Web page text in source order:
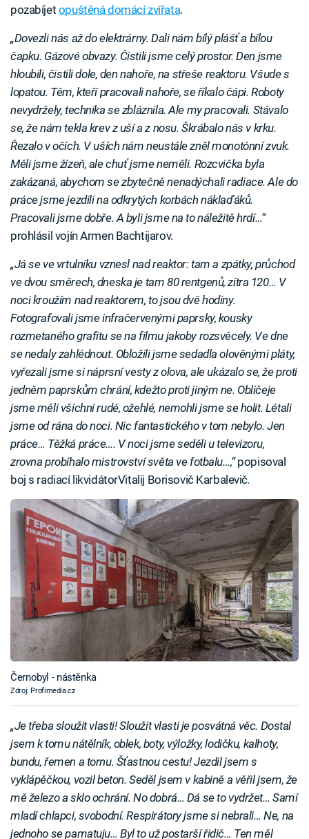
pozabíjet opuštěná domácí zvířata.
„Dovezli nás až do elektrárny. Dali nám bílý plášť a bílou
čapku. Gázové obvazy. Čistili jsme celý prostor. Den jsme
hloubili, čistili dole, den nahoře, na střeše reaktoru. Všude s
lopatou. Těm, kteří pracovali nahoře, se říkalo čápi. Roboty
nevydržely, technika se zbláznila. Ale my pracovali. Stávalo
se, že nám tekla krev z uší a z nosu. Škrábalo nás v krku.
Řezalo v očích. V uších nám neustále zněl monotónní zvuk.
Měli jsme žízeň, ale chuť jsme neměli. Rozcvička byla
zakázaná, abychom se zbytečně nenadýchali radiace. Ale do
práce jsme jezdili na odkrytých korbách náklaďáků.
Pracovali jsme dobře. A byli jsme na to náležitě hrdí…“
prohlásil vojín Armen Bachtijarov.
„Já se ve vrtulníku vznesl nad reaktor: tam a zpátky, průchod
ve dvou směrech, dneska je tam 80 rentgenů, zítra 120… V
noci kroužím nad reaktorem, to jsou dvě hodiny.
Fotografovali jsme infračervenými paprsky, kousky
rozmetaného grafitu se na filmu jakoby rozsvěcely. Ve dne
se nedaly zahlédnout. Obložili jsme sedadla olověnými pláty,
vyřezali jsme si náprsní vesty z olova, ale ukázalo se, že proti
jedněm paprskům chrání, kdežto proti jiným ne. Obličeje
jsme měli všichni rudé, ožehlé, nemohli jsme se holit. Létali
jsme od rána do noci. Nic fantastického v tom nebylo. Jen
práce… Těžká práce…. V noci jsme seděli u televizoru,
zrovna probíhalo mistrovství světa ve fotbalu…,“popisoval
boj s radiací likvidátorVitalij Borisovič Karbalevič.
Černobyl - nástěnka
Zdroj: Profimedia.cz
„Je třeba sloužit vlasti! Sloužit vlasti je posvátná věc. Dostal
jsem k tomu nátělník, oblek, boty, výložky, lodičku, kalhoty,
bundu, řemen a tornu. Šťastnou cestu! Jezdil jsem s
vyklápěčkou, vozil beton. Seděl jsem v kabině a věřil jsem, že
mě železo a sklo ochrání. No dobrá… Dá se to vydržet… Samí
mladí chlapci, svobodní. Respirátory jsme si nebrali… Ne, na
jednoho se pamatuju… Byl to už postarší řidič… Ten měl